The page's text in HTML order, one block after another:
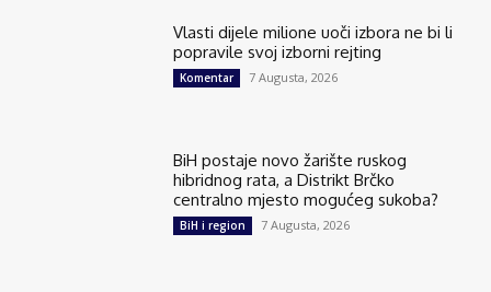
Vlasti dijele milione uoči izbora ne bi li
popravile svoj izborni rejting
Komentar 7 Augusta, 2026
BiH postaje novo žarište ruskog
hibridnog rata, a Distrikt Brčko
centralno mjesto mogućeg sukoba?
BiH i region 7 Augusta, 2026